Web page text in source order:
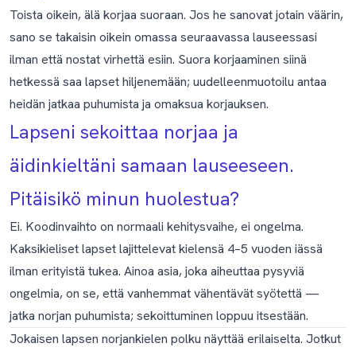
Toista oikein, älä korjaa suoraan. Jos he sanovat jotain väärin,
sano se takaisin oikein omassa seuraavassa lauseessasi
ilman että nostat virhettä esiin. Suora korjaaminen siinä
hetkessä saa lapset hiljenemään; uudelleenmuotoilu antaa
heidän jatkaa puhumista ja omaksua korjauksen.
Lapseni sekoittaa norjaa ja
äidinkieltäni samaan lauseeseen.
Pitäisikö minun huolestua?
Ei. Koodinvaihto on normaali kehitysvaihe, ei ongelma.
Kaksikieliset lapset lajittelevat kielensä 4–5 vuoden iässä
ilman erityistä tukea. Ainoa asia, joka aiheuttaa pysyviä
ongelmia, on se, että vanhemmat vähentävät syötettä —
jatka norjan puhumista; sekoittuminen loppuu itsestään.
Jokaisen lapsen norjankielen polku näyttää erilaiselta. Jotkut